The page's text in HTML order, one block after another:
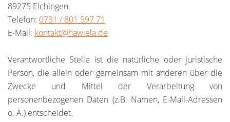
89275 Elchingen
Telefon: 0731 / 801 597 71
E-Mail: kontakt@hawiela.de
Verantwortliche Stelle ist die natürliche oder juristische
Person, die allein oder gemeinsam mit anderen über die
Zwecke und Mittel der Verarbeitung von
personenbezogenen Daten (z.B. Namen, E-Mail-Adressen
o. Ä.) entscheidet.